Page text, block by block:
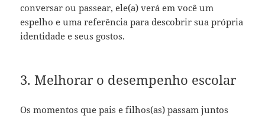
conversar ou passear, ele(a) verá em você um
espelho e uma referência para descobrir sua própria
identidade e seus gostos.
3. Melhorar o desempenho escolar
Os momentos que pais e filhos(as) passam juntos